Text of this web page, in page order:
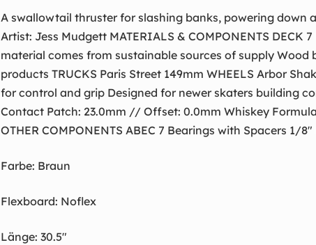
A swallowtail thruster for slashing banks, powering down
Artist: Jess Mudgett MATERIALS & COMPONENTS DECK
material comes from sustainable sources of supply
products TRUCKS Paris Street 149mm WHEELS Arbor
for control and grip Designed for newer skaters building
Contact Patch: 23.0mm // Offset: 0.0mm Whiskey
OTHER COMPONENTS ABEC 7 Bearings with Spacers 1/
Farbe: Braun
Flexboard: Noflex
Länge: 30.5"